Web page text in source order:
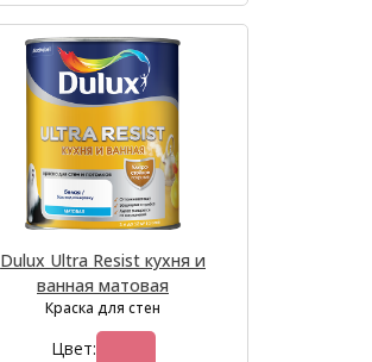
Dulux Ultra Resist кухня и
ванная матовая
Краска для стен
Цвет: